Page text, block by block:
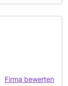
Firma bewerten